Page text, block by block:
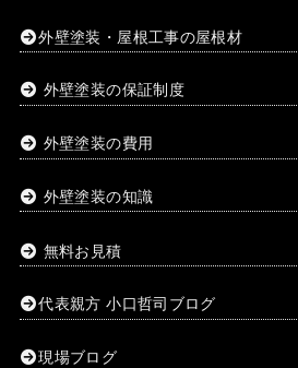
外壁塗装・屋根工事の屋根材
外壁塗装の保証制度
外壁塗装の費用
外壁塗装の知識
無料お見積
代表親方 小口哲司ブログ
現場ブログ